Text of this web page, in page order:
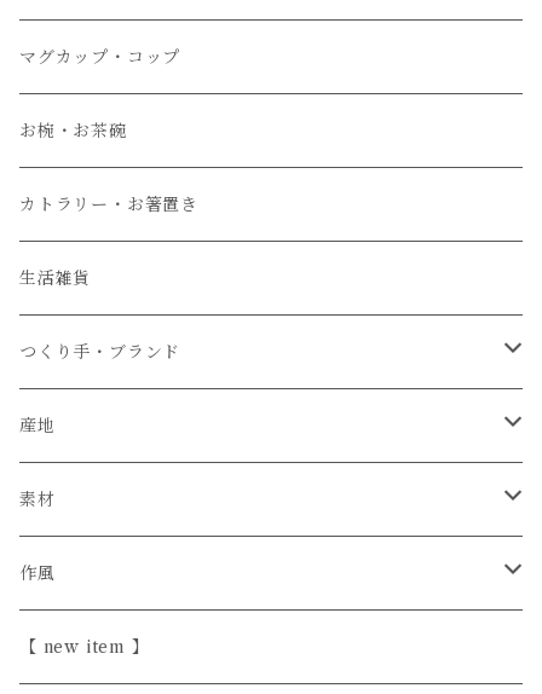
大皿
中皿
小皿
マグカップ・コップ
お椀・お茶碗
カトラリー・お箸置き
生活雑貨
つくり手・ブランド
石井菜摘
カイトアヤキ
きほんの道具 あべ
こいずみちはる
産地
信楽焼
砥部焼
美濃焼
素材
陶器
半磁器・せっ器
作風
ほっこり愛らしい
【 new item 】